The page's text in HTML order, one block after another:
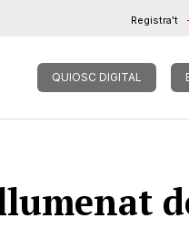
Registra't
QUIOSC DIGITAL